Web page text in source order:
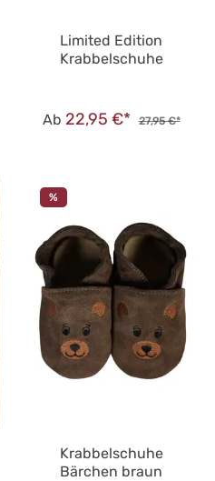
Limited Edition
Krabbelschuhe
Ab 22,95 €* 27,95 €*
%
Krabbelschuhe
Bärchen braun